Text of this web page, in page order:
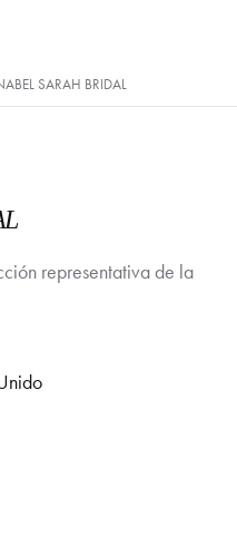
SARAH BRIDAL
representativa de la